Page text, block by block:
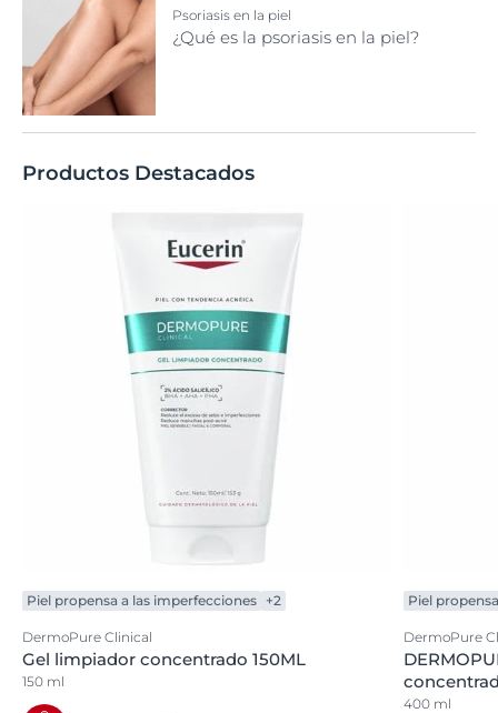
Psoriasis en la piel
¿Qué es la psoriasis en la piel?
Productos Destacados
Piel propensa a las imperfecciones +2
DermoPure Clinical
Gel limpiador concentrado 150ML
150 ml
Piel
DermoPure
400 ml